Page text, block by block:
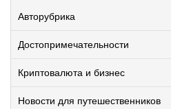
Авторубрика
Достопримечательности
Криптовалюта и бизнес
Новости для путешественников